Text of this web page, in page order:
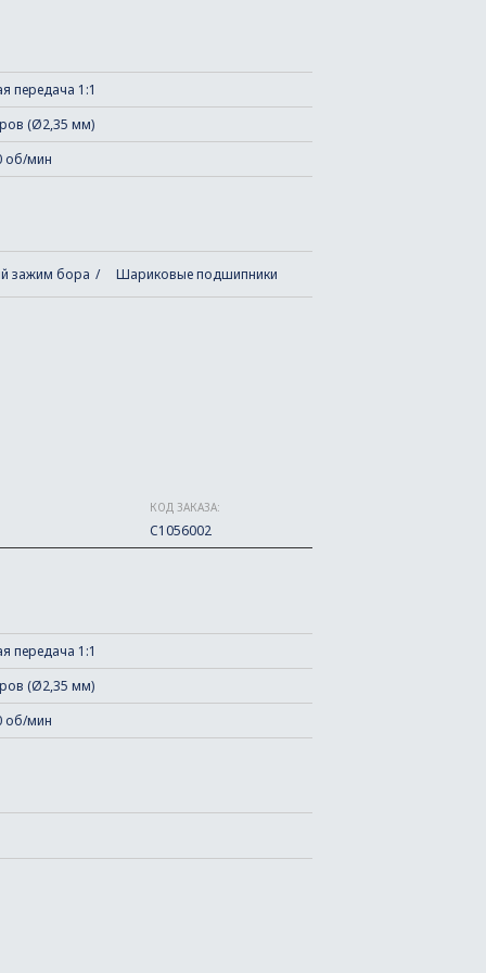
передача 1:1
(Ø2,35 мм)
об/мин
зажим бора Шариковые подшипники
КОД ЗАКАЗА:
C1056002
передача 1:1
(Ø2,35 мм)
об/мин